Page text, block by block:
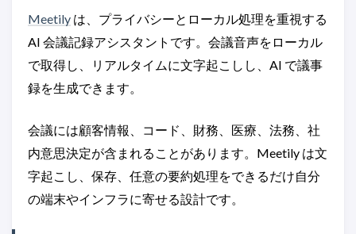
Meetily は、プライバシーとローカル処理を重視する
AI 会議記録アシスタントです。会議音声をローカル
で取得し、リアルタイムに文字起こしし、AI で議事
録を生成できます。
会議には顧客情報、コード、財務、医療、法務、社
内意思決定が含まれることがあります。Meetily は文
字起こし、保存、任意の要約処理をできるだけ自分
の端末やインフラに寄せる設計です。